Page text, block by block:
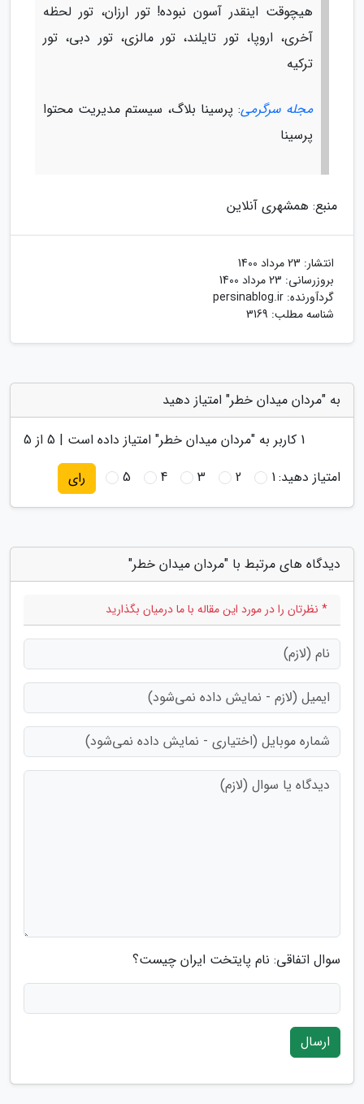
هیچوقت اینقدر آسون نبوده! تور ارزان، تور لحظه
آخری، اروپا، تور تایلند، تور مالزی، تور دبی، تور
ترکیه
مجله سرگرمی: پرسینا بلاگ، سیستم مدیریت محتوا
پرسینا
منبع: همشهری آنلاین
انتشار: 23 مرداد 1400
بروزرسانی: 23 مرداد 1400
گردآورنده: persinablog.ir
شناسه مطلب: 3169
به "مردان میدان خطر" امتیاز دهید
1 کاربر به "مردان میدان خطر" امتیاز داده است | 5 از 5
امتیاز دهید:1
2
3
4
5 رای
دیدگاه های مرتبط با "مردان میدان خطر"
* نظرتان را در مورد این مقاله با ما درمیان بگذارید
سوال اتفاقی: نام پایتخت ایران چیست؟
ارسال